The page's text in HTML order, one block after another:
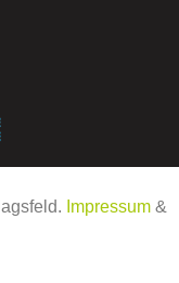
Impressum&